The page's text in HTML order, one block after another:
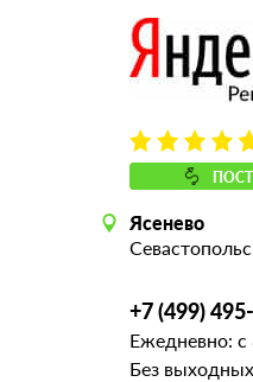
Ясенево
+7 (499)
Ежедневно:
Без выходных